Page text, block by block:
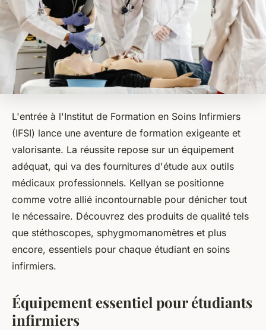
L'entrée à l'Institut de Formation en Soins Infirmiers
(IFSI) lance une aventure de formation exigeante et
valorisante. La réussite repose sur un équipement
adéquat, qui va des fournitures d'étude aux outils
médicaux professionnels. Kellyan se positionne
comme votre allié incontournable pour dénicher tout
le nécessaire. Découvrez des produits de qualité tels
que stéthoscopes, sphygmomanomètres et plus
encore, essentiels pour chaque étudiant en soins
infirmiers.
Équipement essentiel pour étudiants
infirmiers